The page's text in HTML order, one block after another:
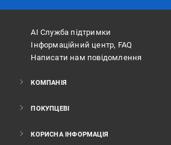
АІ Служба підтримки
Інформаційний центр, FAQ
Написати нам повідомлення
КОМПАНІЯ
ПОКУПЦЕВІ
КОРИСНА ІНФОРМАЦІЯ